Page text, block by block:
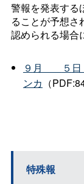
警報を発表する
ることが予想さ
認められる場合
９ 月 ５ 日
ンカ （
特殊報